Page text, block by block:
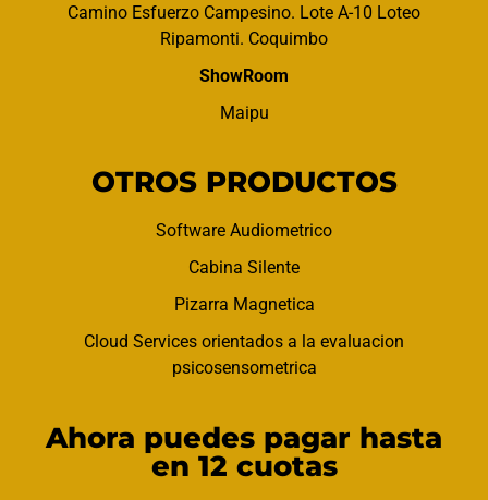
Camino Esfuerzo Campesino. Lote A-10 Loteo
Ripamonti. Coquimbo
ShowRoom
Maipu
OTROS PRODUCTOS
Software Audiometrico
Cabina Silente
Pizarra Magnetica
Cloud Services orientados a la evaluacion
psicosensometrica
Ahora puedes pagar hasta
en 12 cuotas